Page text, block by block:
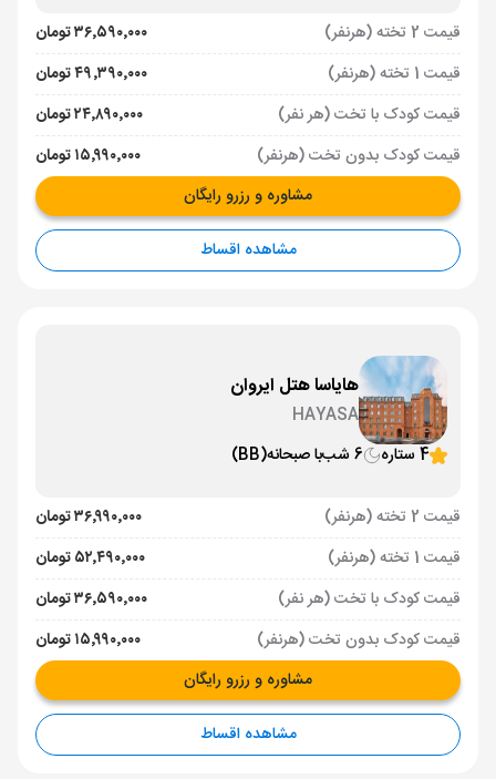
قیمت 2 تخته (هرنفر)
۳۶٬۵۹۰٬۰۰۰ تومان
قیمت 1 تخته (هرنفر)
۴۹٬۳۹۰٬۰۰۰ تومان
قیمت کودک با تخت (هر نفر)
۲۴٬۸۹۰٬۰۰۰ تومان
قیمت کودک بدون تخت (هرنفر)
۱۵٬۹۹۰٬۰۰۰ تومان
مشاوره و رزرو رایگان
مشاهده اقساط
هایاسا هتل ایروان
HAYASA
4 ستاره
6 شب با صبحانه(BB)
قیمت 2 تخته (هرنفر)
۳۶٬۹۹۰٬۰۰۰ تومان
قیمت 1 تخته (هرنفر)
۵۲٬۴۹۰٬۰۰۰ تومان
قیمت کودک با تخت (هر نفر)
۳۶٬۵۹۰٬۰۰۰ تومان
قیمت کودک بدون تخت (هرنفر)
۱۵٬۹۹۰٬۰۰۰ تومان
مشاوره و رزرو رایگان
مشاهده اقساط